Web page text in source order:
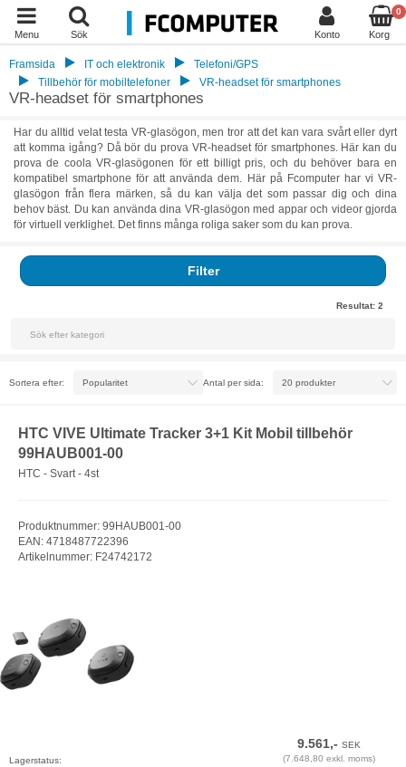
Menu Sök Konto
0
Korg
Framsida IT och elektronik
Telefoni/GPS
Tillbehör för mobiltelefoner
VR-headset för smartphones
VR-headset för smartphones
Har du alltid velat testa VR-glasögon, men tror att det kan vara svårt eller dyrt
att komma igång? Då bör du prova VR-headset för smartphones. Här kan du
prova de coola VR-glasögonen för ett billigt pris, och du behöver bara en
kompatibel smartphone för att använda dem. Här på Fcomputer har vi VR-
glasögon från flera märken, så du kan välja det som passar dig och dina
behov bäst. Du kan använda dina VR-glasögon med appar och videor gjorda
för virtuell verklighet. Det finns många roliga saker som du kan prova.
Filter
Resultat: 2
Sortera efter: Antal per sida:
HTC VIVE Ultimate Tracker 3+1 Kit Mobil tillbehör
99HAUB001-00
HTC - Svart - 4st
Produktnummer: 99HAUB001-00
EAN: 4718487722396
Artikelnummer: F24742172
Lagerstatus:
9.561,-SEK
(7.648,80 exkl. moms)